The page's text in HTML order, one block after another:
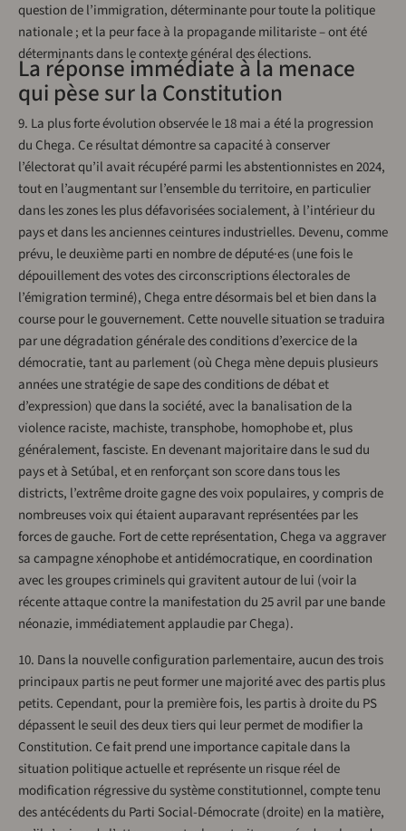
question de l’immigration, déterminante pour toute la politique
nationale ; et la peur face à la propagande militariste – ont été
déterminants dans le contexte général des élections.
La réponse immédiate à la menace
qui pèse sur la Constitution
9. La plus forte évolution observée le 18 mai a été la progression
du Chega. Ce résultat démontre sa capacité à conserver
l’électorat qu’il avait récupéré parmi les abstentionnistes en 2024,
tout en l’augmentant sur l’ensemble du territoire, en particulier
dans les zones les plus défavorisées socialement, à l’intérieur du
pays et dans les anciennes ceintures industrielles. Devenu, comme
prévu, le deuxième parti en nombre de député·es (une fois le
dépouillement des votes des circonscriptions électorales de
l’émigration terminé), Chega entre désormais bel et bien dans la
course pour le gouvernement. Cette nouvelle situation se traduira
par une dégradation générale des conditions d’exercice de la
démocratie, tant au parlement (où Chega mène depuis plusieurs
années une stratégie de sape des conditions de débat et
d’expression) que dans la société, avec la banalisation de la
violence raciste, machiste, transphobe, homophobe et, plus
généralement, fasciste. En devenant majoritaire dans le sud du
pays et à Setúbal, et en renforçant son score dans tous les
districts, l’extrême droite gagne des voix populaires, y compris de
nombreuses voix qui étaient auparavant représentées par les
forces de gauche. Fort de cette représentation, Chega va aggraver
sa campagne xénophobe et antidémocratique, en coordination
avec les groupes criminels qui gravitent autour de lui (voir la
récente attaque contre la manifestation du 25 avril par une bande
néonazie, immédiatement applaudie par Chega).
10. Dans la nouvelle configuration parlementaire, aucun des trois
principaux partis ne peut former une majorité avec des partis plus
petits. Cependant, pour la première fois, les partis à droite du PS
dépassent le seuil des deux tiers qui leur permet de modifier la
Constitution. Ce fait prend une importance capitale dans la
situation politique actuelle et représente un risque réel de
modification régressive du système constitutionnel, compte tenu
des antécédents du Parti Social-Démocrate (droite) en la matière,